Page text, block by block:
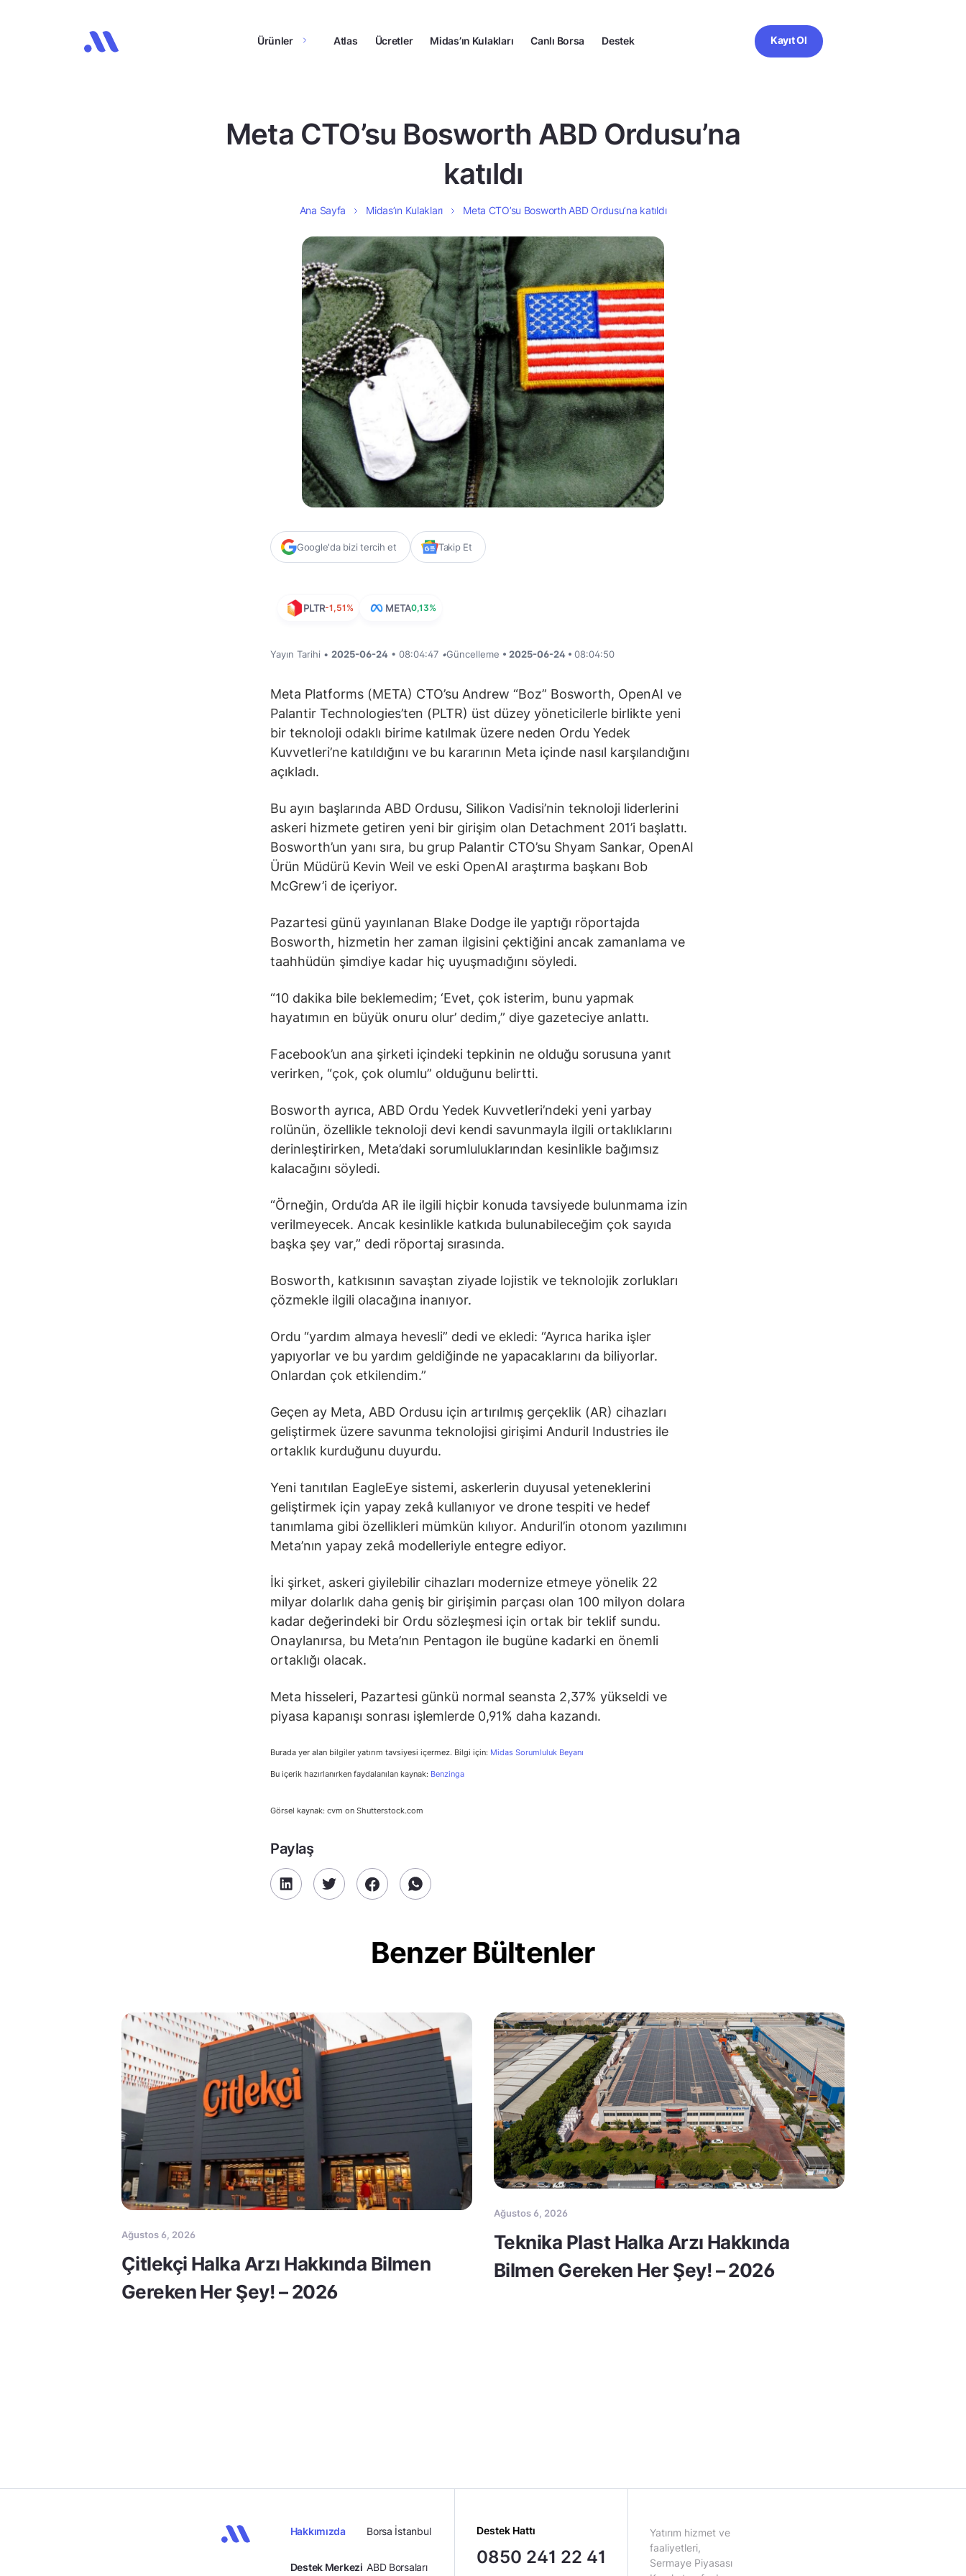
Ürünler Atlas Ücretler Midas’ın Kulakları Canlı Borsa Destek Kayıt Ol
Meta CTO’su Bosworth ABD Ordusu’na
katıldı
Ana Sayfa Midas’ın Kulakları Meta CTO’su Bosworth ABD Ordusu’na katıldı
Google'da bizi tercih et Takip Et
PLTR-1,51% META0,13%
Yayın Tarihi • 2025-06-24 • 08:04:47 •Güncelleme • 2025-06-24 • 08:04:50
Meta Platforms (META) CTO’su Andrew “Boz” Bosworth, OpenAI ve
Palantir Technologies’ten (PLTR) üst düzey yöneticilerle birlikte yeni
bir teknoloji odaklı birime katılmak üzere neden Ordu Yedek
Kuvvetleri’ne katıldığını ve bu kararının Meta içinde nasıl karşılandığını
açıkladı.
Bu ayın başlarında ABD Ordusu, Silikon Vadisi’nin teknoloji liderlerini
askeri hizmete getiren yeni bir girişim olan Detachment 201’i başlattı.
Bosworth’un yanı sıra, bu grup Palantir CTO’su Shyam Sankar, OpenAI
Ürün Müdürü Kevin Weil ve eski OpenAI araştırma başkanı Bob
McGrew’i de içeriyor.
Pazartesi günü yayınlanan Blake Dodge ile yaptığı röportajda
Bosworth, hizmetin her zaman ilgisini çektiğini ancak zamanlama ve
taahhüdün şimdiye kadar hiç uyuşmadığını söyledi.
“10 dakika bile beklemedim; ‘Evet, çok isterim, bunu yapmak
hayatımın en büyük onuru olur’ dedim,” diye gazeteciye anlattı.
Facebook’un ana şirketi içindeki tepkinin ne olduğu sorusuna yanıt
verirken, “çok, çok olumlu” olduğunu belirtti.
Bosworth ayrıca, ABD Ordu Yedek Kuvvetleri’ndeki yeni yarbay
rolünün, özellikle teknoloji devi kendi savunmayla ilgili ortaklıklarını
derinleştirirken, Meta’daki sorumluluklarından kesinlikle bağımsız
kalacağını söyledi.
“Örneğin, Ordu’da AR ile ilgili hiçbir konuda tavsiyede bulunmama izin
verilmeyecek. Ancak kesinlikle katkıda bulunabileceğim çok sayıda
başka şey var,” dedi röportaj sırasında.
Bosworth, katkısının savaştan ziyade lojistik ve teknolojik zorlukları
çözmekle ilgili olacağına inanıyor.
Ordu “yardım almaya hevesli” dedi ve ekledi: “Ayrıca harika işler
yapıyorlar ve bu yardım geldiğinde ne yapacaklarını da biliyorlar.
Onlardan çok etkilendim.”
Geçen ay Meta, ABD Ordusu için artırılmış gerçeklik (AR) cihazları
geliştirmek üzere savunma teknolojisi girişimi Anduril Industries ile
ortaklık kurduğunu duyurdu.
Yeni tanıtılan EagleEye sistemi, askerlerin duyusal yeteneklerini
geliştirmek için yapay zekâ kullanıyor ve drone tespiti ve hedef
tanımlama gibi özellikleri mümkün kılıyor. Anduril’in otonom yazılımını
Meta’nın yapay zekâ modelleriyle entegre ediyor.
İki şirket, askeri giyilebilir cihazları modernize etmeye yönelik 22
milyar dolarlık daha geniş bir girişimin parçası olan 100 milyon dolara
kadar değerindeki bir Ordu sözleşmesi için ortak bir teklif sundu.
Onaylanırsa, bu Meta’nın Pentagon ile bugüne kadarki en önemli
ortaklığı olacak.
Meta hisseleri, Pazartesi günkü normal seansta 2,37% yükseldi ve
piyasa kapanışı sonrası işlemlerde 0,91% daha kazandı.
Burada yer alan bilgiler yatırım tavsiyesi içermez. Bilgi için: Midas Sorumluluk Beyanı
Bu içerik hazırlanırken faydalanılan kaynak: Benzinga
Görsel kaynak: cvm on Shutterstock.com
Paylaş
Benzer Bültenler
Ağustos 6, 2026
Çitlekçi Halka Arzı Hakkında Bilmen
Gereken Her Şey! – 2026
Ağustos 6, 2026
Teknika Plast Halka Arzı Hakkında
Bilmen Gereken Her Şey! – 2026
Hakkımızda
Destek Merkezi
Borsa İstanbul
ABD Borsaları
Destek Hattı
0850 241 22 41
Yatırım hizmet ve
faaliyetleri,
Sermaye Piyasası